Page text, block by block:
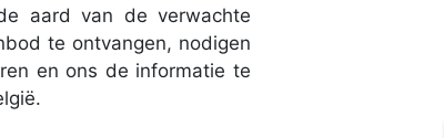
aard van de verwachte
te ontvangen, nodigen
en ons de informatie te